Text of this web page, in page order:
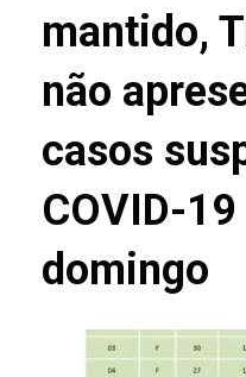
mantido,
não
casos
COVID-
domingo